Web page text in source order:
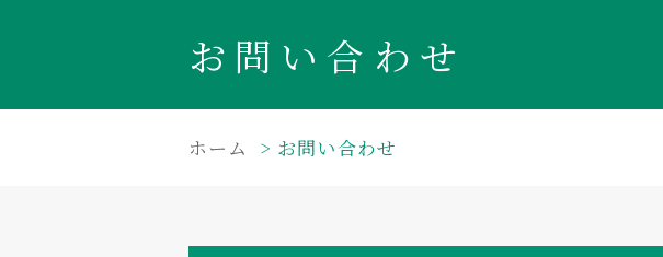
お問い合わせ
ホーム お問い合わせ